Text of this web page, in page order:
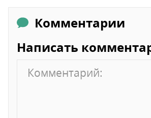
Комментарии
Написать